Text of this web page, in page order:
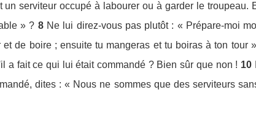
serviteur occupé à labourer ou à garder le troupeau.
» ? 8 Ne lui direz-vous pas plutôt : « Prépare-moi
de boire ; ensuite tu mangeras et tu boiras à ton tour
a fait ce qui lui était commandé ? Bien sûr que non ! 10
dites : « Nous ne sommes que des serviteurs